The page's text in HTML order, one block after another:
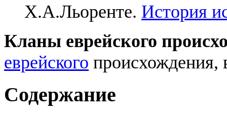
Х.А.Льоренте. История
Кланы еврейского
еврейского происхождения,
Содержание